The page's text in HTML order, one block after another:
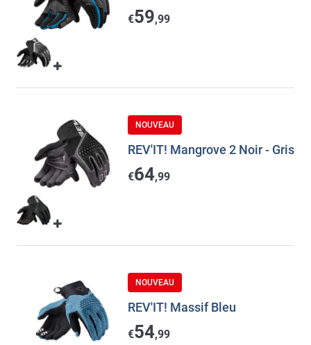
€59,99
NOUVEAU
REV'IT! Mangrove 2 Noir - Gris
€64,99
NOUVEAU
REV'IT! Massif Bleu
€54,99